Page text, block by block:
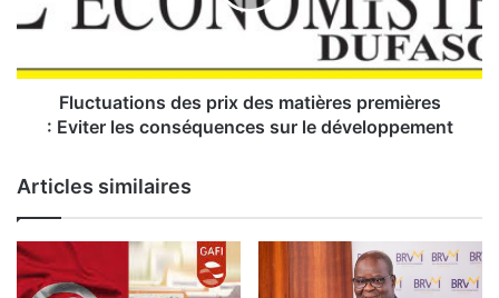
a
i
e
s
p
i
Fluctuations des prix des matières premières
: Eviter les conséquences sur le développement
Articles similaires